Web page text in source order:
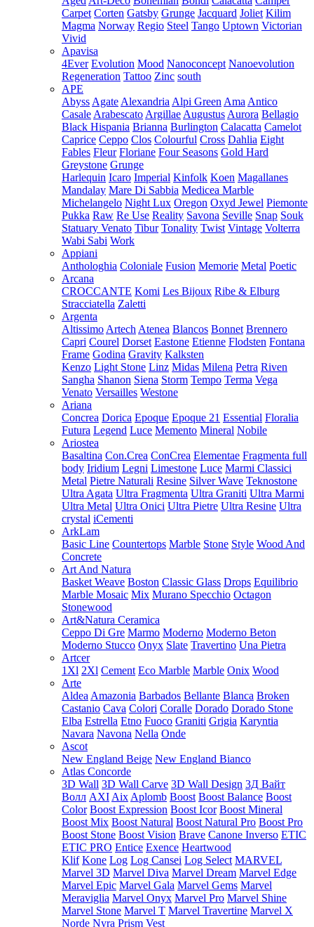
Carpet Corten Gatsby Grunge Jacquard Joliet Kilim
Magma Norway Regio Steel Tango Uptown Victorian
Vivid
Apavisa
4Ever Evolution Mood Nanoconcept Nanoevolution
Regeneration Tattoo Zinc south
APE
Abyss Agate Alexandria Alpi Green Ama Antico
Casale Arabescato Argillae Augustus Aurora Bellagio
Black Hispania Brianna Burlington Calacatta Camelot
Caprice Ceppo Clos Colourful Cross Dahlia Eight
Fables Fleur Floriane Four Seasons Gold Hard
Greystone Grunge
Harlequin Icaro Imperial Kinfolk Koen Magallanes
Mandalay Mare Di Sabbia Medicea Marble
Michelangelo Night Lux Oregon Oxyd Jewel Piemonte
Pukka Raw Re Use Reality Savona Seville Snap Souk
Statuary Venato Tibur Tonality Twist Vintage Volterra
Wabi Sabi Work
Appiani
Anthologhia Coloniale Fusion Memorie Metal Poetic
Arcana
CROCCANTE Komi Les Bijoux Ribe & Elburg
Stracciatella Zaletti
Argenta
Altissimo Artech Atenea Blancos Bonnet Brennero
Capri Courel Dorset Eastone Etienne Flodsten Fontana
Frame Godina Gravity Kalksten
Kenzo Light Stone Linz Midas Milena Petra Riven
Sangha Shanon Siena Storm Tempo Terma Vega
Venato Versailles Westone
Ariana
Concrea Dorica Epoque Epoque 21 Essential Floralia
Futura Legend Luce Memento Mineral Nobile
Ariostea
Basaltina Con.Crea ConCrea Elementae Fragmenta full
body Iridium Legni Limestone Luce Marmi Classici
Metal Pietre Naturali Resine Silver Wave Teknostone
Ultra Agata Ultra Fragmenta Ultra Graniti Ultra Marmi
Ultra Metal Ultra Onici Ultra Pietre Ultra Resine Ultra
crystal iCementi
ArkLam
Basic Line Countertops Marble Stone Style Wood And
Concrete
Art And Natura
Basket Weave Boston Classic Glass Drops Equilibrio
Marble Mosaic Mix Murano Specchio Octagon
Stonewood
Art&Natura Ceramica
Ceppo Di Gre Marmo Moderno Moderno Beton
Moderno Stucco Onyx Slate Travertino Una Pietra
Artcer
1Xl 2Xl Cement Eco Marble Marble Onix Wood
Arte
Aldea Amazonia Barbados Bellante Blanca Broken
Castanio Cava Colori Coralle Dorado Dorado Stone
Elba Estrella Etno Fuoco Graniti Grigia Karyntia
Navara Navona Nella Onde
Ascot
New England Beige New England Bianco
Atlas Concorde
3D Wall 3D Wall Carve 3D Wall Design 3Д Вайт
Волл AXI Aix Aplomb Boost Boost Balance Boost
Color Boost Expression Boost Icor Boost Mineral
Boost Mix Boost Natural Boost Natural Pro Boost Pro
Boost Stone Boost Vision Brave Canone Inverso ETIC
ETIC PRO Entice Exence Heartwood
Klif Kone Log Log Cansei Log Select MARVEL
Marvel 3D Marvel Diva Marvel Dream Marvel Edge
Marvel Epic Marvel Gala Marvel Gems Marvel
Meraviglia Marvel Onyx Marvel Pro Marvel Shine
Marvel Stone Marvel T Marvel Travertine Marvel X
Norde Nyra Prism Vest